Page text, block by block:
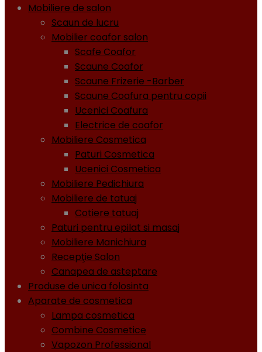
Mobiliere de salon
Scaun de lucru
Mobilier coafor salon
Scafe Coafor
Scaune Coafor
Scaune Frizerie -Barber
Scaune Coafura pentru copii
Ucenici Coafura
Electrice de coafor
Mobiliere Cosmetica
Paturi Cosmetica
Ucenici Cosmetica
Mobiliere Pedichiura
Mobiliere de tatuaj
Cotiere tatuaj
Paturi pentru epilat si masaj
Mobiliere Manichiura
Recepţie Salon
Canapea de asteptare
Produse de unica folosinta
Aparate de cosmetica
Lampa cosmetica
Combine Cosmetice
Vapozon Professional